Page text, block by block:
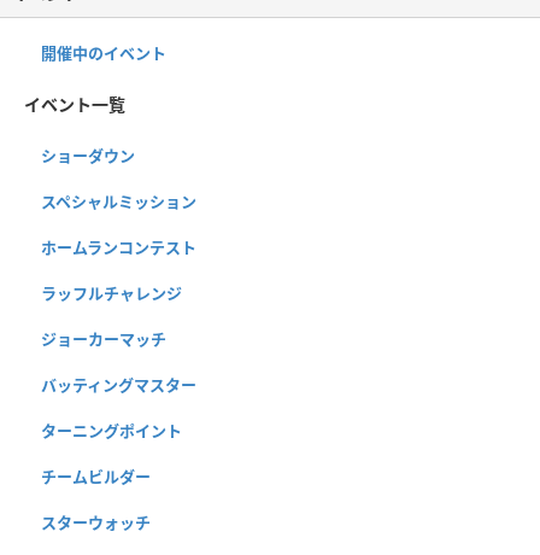
開催中のイベント
イベント一覧
ショーダウン
スペシャルミッション
ホームランコンテスト
ラッフルチャレンジ
ジョーカーマッチ
バッティングマスター
ターニングポイント
チームビルダー
スターウォッチ